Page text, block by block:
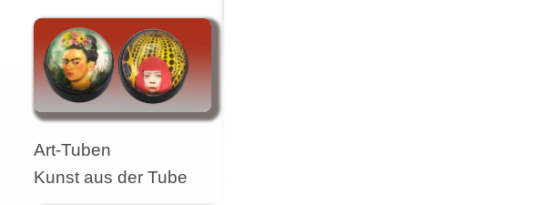
Art-Tuben
Kunst aus der Tube